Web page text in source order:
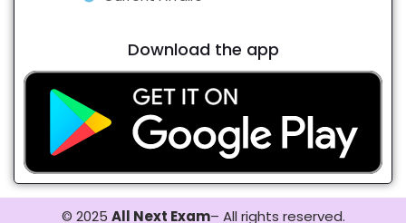
Download the app
© 2025 All Next Exam– All rights reserved.